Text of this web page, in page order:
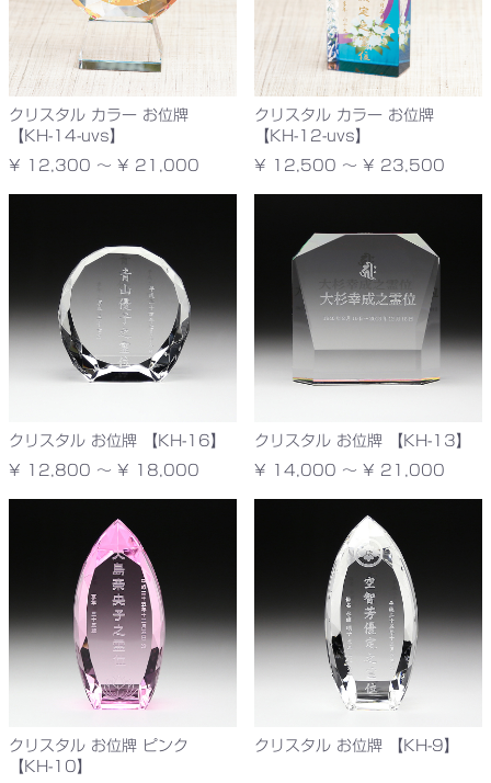
クリスタル カラー お位牌
【KH-14-uvs】
¥ 12,300 ～ ¥ 21,000
クリスタル カラー お位牌
【KH-12-uvs】
¥ 12,500 ～ ¥ 23,500
クリスタル お位牌 【KH-16】
¥ 12,800 ～ ¥ 18,000
クリスタル お位牌 【KH-13】
¥ 14,000 ～ ¥ 21,000
クリスタル お位牌 ピンク
【KH-10】
クリスタル お位牌 【KH-9】